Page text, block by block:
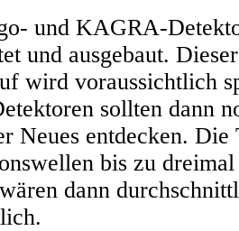
und KAGRA-
und ausgebaut.
wird voraussichtlich
sollten dann
Neues entdecken. Die
bis zu
dann